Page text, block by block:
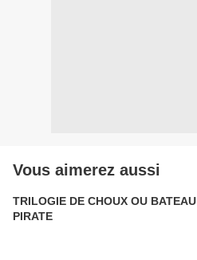
Vous aimerez aussi
TRILOGIE DE CHOUX OU BATEAU
PIRATE